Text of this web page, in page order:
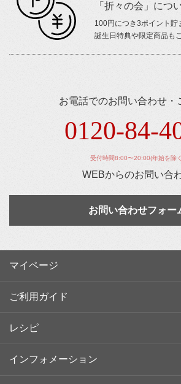
「折々の会」につ
100円につき3ポイント貯
誕生日特典や限定商品も
お電話でのお問い合わせ・
0120-84-
受付時間8:00〜20:00(年始を除
WEBからのお問い合
お問い合わせフォー
マイページ
ご利用ガイド
レシピ
インフォメーション